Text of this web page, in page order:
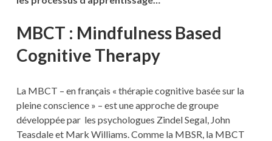
MBCT : Mindfulness Based
Cognitive Therapy
La MBCT – en français « thérapie cognitive basée sur la
pleine conscience » – est une approche de groupe
développée par les psychologues Zindel Segal, John
Teasdale et Mark Williams. Comme la MBSR, la MBCT